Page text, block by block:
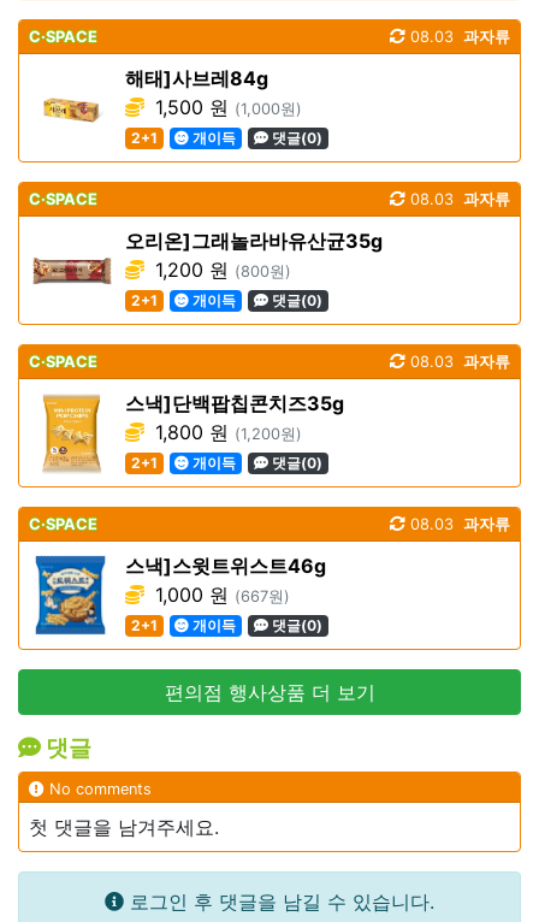
C·SPACE 과자류
08.03
해태]사브레84g
1,500 원 (1,000원)
2+1
개이득 댓글(0)
C·SPACE 과자류
08.03
오리온]그래놀라바유산균35g
1,200 원 (800원)
2+1
개이득 댓글(0)
C·SPACE 과자류
08.03
스낵]단백팝칩콘치즈35g
1,800 원 (1,200원)
2+1
개이득 댓글(0)
C·SPACE 과자류
08.03
스낵]스윗트위스트46g
1,000 원 (667원)
2+1
개이득 댓글(0)
편의점 행사상품 더 보기
댓글
No comments
첫 댓글을 남겨주세요.
로그인 후 댓글을 남길 수 있습니다.